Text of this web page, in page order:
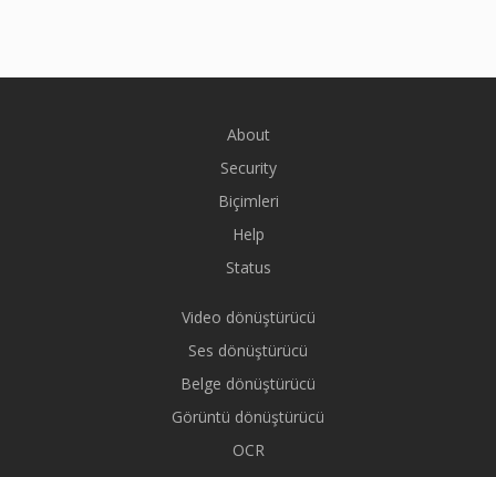
About
Security
Biçimleri
Help
Status
Video dönüştürücü
Ses dönüştürücü
Belge dönüştürücü
Görüntü dönüştürücü
OCR